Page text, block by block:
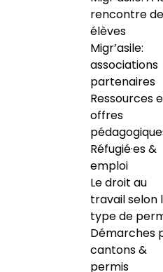
rencontre
élèves
Migr’asile:
associations
partenaires
Ressources
offres
Réfugié·es &
emploi
Le droit au
travail selon
type de
Démarches
cantons &
permis